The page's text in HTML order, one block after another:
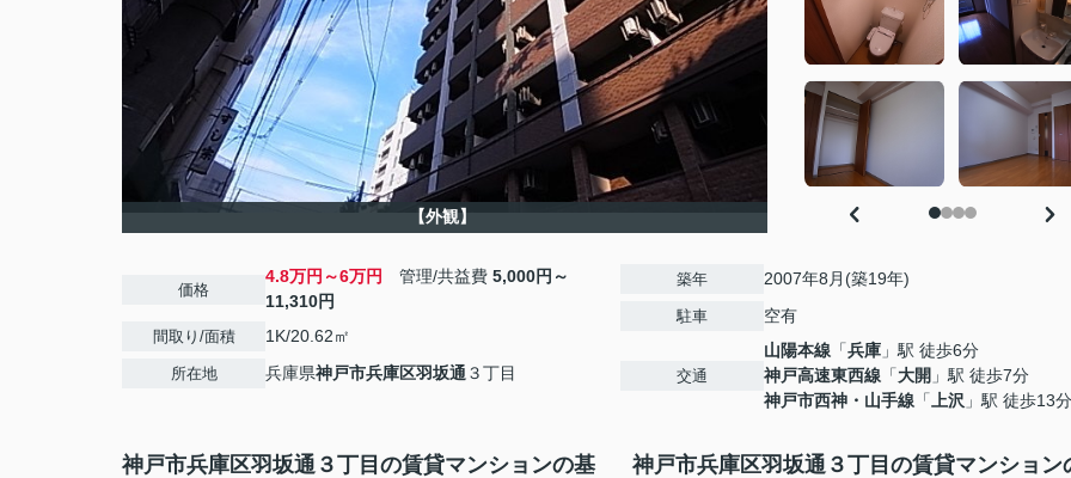
【外観】
価格
4.8万円～6万円 管理/共益費 5,000円～
11,310円
間取り/面積 1K/20.62㎡
所在地 兵庫県神戸市兵庫区羽坂通 ３丁目
築年 2007年8月(築19年)
駐車 空有
交通
山陽本線 「兵庫 」駅 徒歩6分
神戸高速東西線 「大開 」駅 徒歩7分
神戸市西神・山手線 「 上沢 」駅 徒歩13分
神戸市兵庫区羽坂通３丁目の賃貸マンションの基
神戸市兵庫区羽坂通３丁目の賃貸マンション